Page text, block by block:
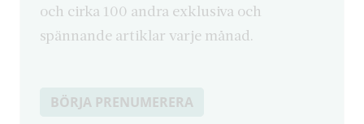
och cirka 100 andra exklusiva och
spännande artiklar varje månad.
BÖRJA PRENUMERERA